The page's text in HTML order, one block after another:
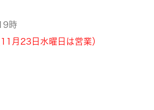
時
11月23日水曜日は営業）